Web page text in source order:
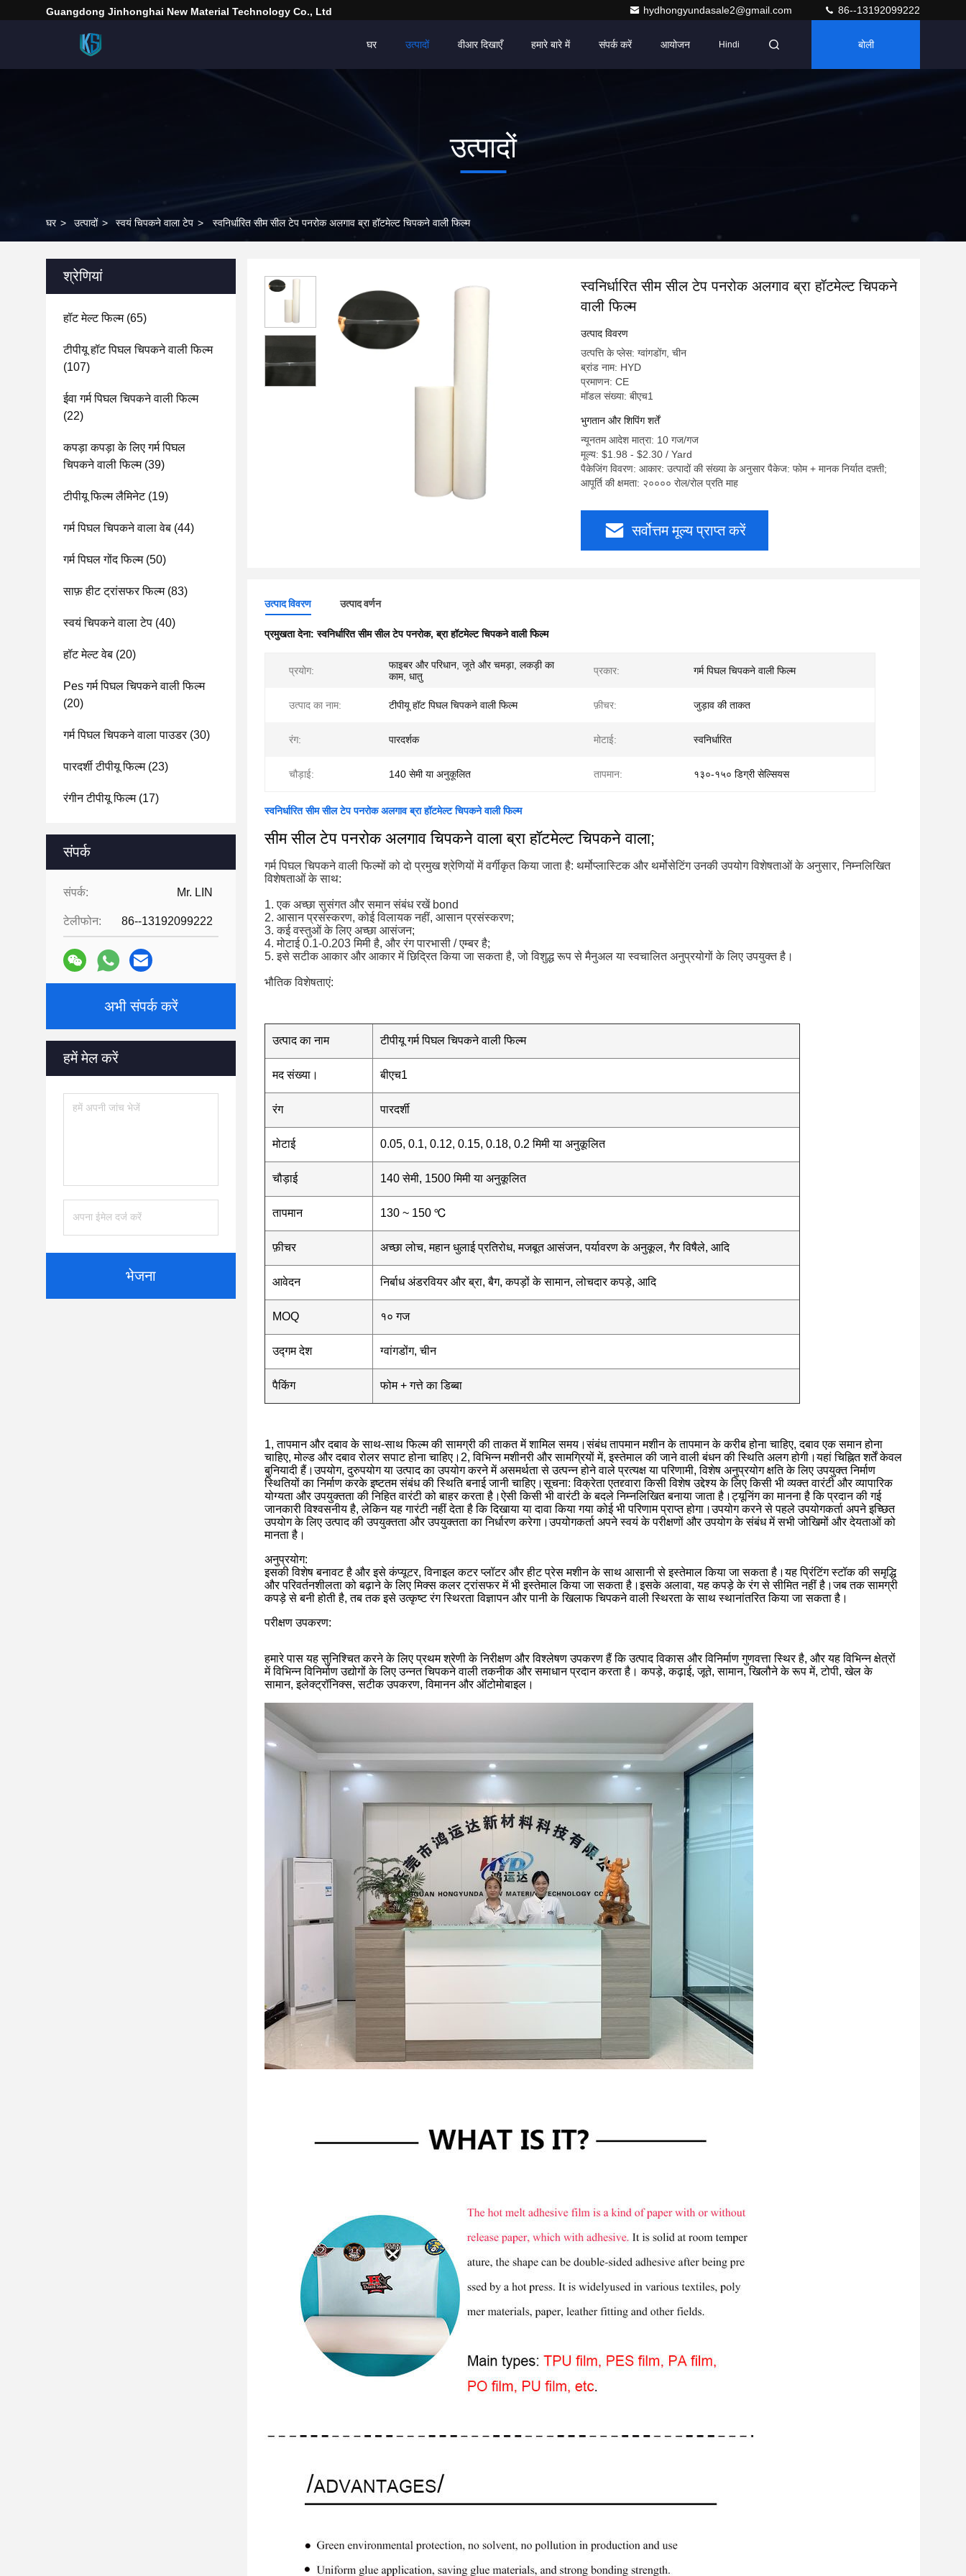
Guangdong Jinhonghai New Material Technology Co., Ltd hydhongyundasale2@gmail.com 86--13192099222
घर उत्पादों वीआर दिखाएँ हमारे बारे में संपर्क करें आयोजन Hindi बोली
उत्पादों
घर > उत्पादों > स्वयं चिपकने वाला टेप > स्वनिर्धारित सीम सील टेप पनरोक अलगाव ब्रा हॉटमेल्ट चिपकने वाली फिल्म
श्रेणियां
हॉट मेल्ट फिल्म(65)
टीपीयू हॉट पिघल चिपकने वाली फिल्म
(107)
ईवा गर्म पिघल चिपकने वाली फिल्म
(22)
कपड़ा कपड़ा के लिए गर्म पिघल
चिपकने वाली फिल्म(39)
टीपीयू फिल्म लैमिनेट(19)
गर्म पिघल चिपकने वाला वेब (44)
गर्म पिघल गोंद फिल्म(50)
साफ़ हीट ट्रांसफर फिल्म(83)
स्वयं चिपकने वाला टेप (40)
हॉट मेल्ट वेब (20)
Pes गर्म पिघल चिपकने वाली फिल्म
(20)
गर्म पिघल चिपकने वाला पाउडर(30)
पारदर्शी टीपीयू फिल्म(23)
रंगीन टीपीयू फिल्म(17)
संपर्क
संपर्क: Mr. LIN
टेलीफोन: 86--13192099222
अभी संपर्क करें
हमें मेल करें
भेजना
स्वनिर्धारित सीम सील टेप पनरोक अलगाव ब्रा हॉटमेल्ट चिपकने
वाली फिल्म
उत्पाद विवरण
उत्पत्ति के प्लेस: ग्वांगडोंग, चीन
ब्रांड नाम: HYD
प्रमाणन: CE
मॉडल संख्या: बीएच1
भुगतान और शिपिंग शर्तें
न्यूनतम आदेश मात्रा: 10 गज/गज
मूल्य: $1.98 - $2.30 / Yard
पैकेजिंग विवरण: आकार: उत्पादों की संख्या के अनुसार पैकेज: फोम + मानक निर्यात दफ़्ती;
आपूर्ति की क्षमता: २०००० रोल/रोल प्रति माह
सर्वोत्तम मूल्य प्राप्त करें
उत्पाद विवरण उत्पाद वर्णन
प्रमुखता देना:स्वनिर्धारित सीम सील टेप पनरोक,ब्रा हॉटमेल्ट चिपकने वाली फिल्म
प्रयोग:
फाइबर और परिधान, जूते और चमड़ा, लकड़ी का
काम, धातु
प्रकार: गर्म पिघल चिपकने वाली फिल्म
उत्पाद का नाम: टीपीयू हॉट पिघल चिपकने वाली फिल्म फ़ीचर: जुड़ाव की ताकत
रंग: पारदर्शक मोटाई: स्वनिर्धारित
चौड़ाई: 140 सेमी या अनुकूलित तापमान: १३०-१५० डिग्री सेल्सियस
स्वनिर्धारित सीम सील टेप पनरोक अलगाव ब्रा हॉटमेल्ट चिपकने वाली फिल्म
सीम सील टेप पनरोक अलगाव चिपकने वाला ब्रा हॉटमेल्ट चिपकने वाला;
गर्म पिघल चिपकने वाली फिल्मों को दो प्रमुख श्रेणियों में वर्गीकृत किया जाता है: थर्मोप्लास्टिक और थर्मोसेटिंग उनकी उपयोग विशेषताओं के अनुसार, निम्नलिखित
विशेषताओं के साथ:
1. एक अच्छा सुसंगत और समान संबंध रखें bond
2. आसान प्रसंस्करण, कोई विलायक नहीं, आसान प्रसंस्करण;
3. कई वस्तुओं के लिए अच्छा आसंजन;
4. मोटाई 0.1-0.203 मिमी है, और रंग पारभासी / एम्बर है;
5. इसे सटीक आकार और आकार में छिद्रित किया जा सकता है, जो विशुद्ध रूप से मैनुअल या स्वचालित अनुप्रयोगों के लिए उपयुक्त है।
भौतिक विशेषताएं:
उत्पाद का नाम टीपीयू गर्म पिघल चिपकने वाली फिल्म
मद संख्या। बीएच1
रंग पारदर्शी
मोटाई 0.05, 0.1, 0.12, 0.15, 0.18, 0.2 मिमी या अनुकूलित
चौड़ाई 140 सेमी, 1500 मिमी या अनुकूलित
तापमान 130 ~ 150 ℃
फ़ीचर अच्छा लोच, महान धुलाई प्रतिरोध, मजबूत आसंजन, पर्यावरण के अनुकूल, गैर विषैले, आदि
आवेदन निर्बाध अंडरवियर और ब्रा, बैग, कपड़ों के सामान, लोचदार कपड़े, आदि
MOQ १० गज
उद्गम देश ग्वांगडोंग, चीन
पैकिंग फोम + गत्ते का डिब्बा
1, तापमान और दबाव के साथ-साथ फिल्म की सामग्री की ताकत में शामिल समय।संबंध तापमान मशीन के तापमान के करीब होना चाहिए, दबाव एक समान होना
चाहिए, मोल्ड और दबाव रोलर सपाट होना चाहिए।2, विभिन्न मशीनरी और सामग्रियों में, इस्तेमाल की जाने वाली बंधन की स्थिति अलग होगी।यहां चिह्नित शर्तें केवल
बुनियादी हैं।उपयोग, दुरुपयोग या उत्पाद का उपयोग करने में असमर्थता से उत्पन्न होने वाले प्रत्यक्ष या परिणामी, विशेष अनुप्रयोग क्षति के लिए उपयुक्त निर्माण
स्थितियों का निर्माण करके इष्टतम संबंध की स्थिति बनाई जानी चाहिए।सूचना: विक्रेता एतद्द्वारा किसी विशेष उद्देश्य के लिए किसी भी व्यक्त वारंटी और व्यापारिक
योग्यता और उपयुक्तता की निहित वारंटी को बाहर करता है।ऐसी किसी भी वारंटी के बदले निम्नलिखित बनाया जाता है।ट्यूनिंग का मानना ​​​​है कि प्रदान की गई
जानकारी विश्वसनीय है, लेकिन यह गारंटी नहीं देता है कि दिखाया या दावा किया गया कोई भी परिणाम प्राप्त होगा।उपयोग करने से पहले उपयोगकर्ता अपने इच्छित
उपयोग के लिए उत्पाद की उपयुक्तता और उपयुक्तता का निर्धारण करेगा।उपयोगकर्ता अपने स्वयं के परीक्षणों और उपयोग के संबंध में सभी जोखिमों और देयताओं को
मानता है।
अनुप्रयोग:
इसकी विशेष बनावट है और इसे कंप्यूटर, विनाइल कटर प्लॉटर और हीट प्रेस मशीन के साथ आसानी से इस्तेमाल किया जा सकता है।यह प्रिंटिंग स्टॉक की समृद्धि
और परिवर्तनशीलता को बढ़ाने के लिए मिक्स कलर ट्रांसफर में भी इस्तेमाल किया जा सकता है।इसके अलावा, यह कपड़े के रंग से सीमित नहीं है।जब तक सामग्री
कपड़े से बनी होती है, तब तक इसे उत्कृष्ट रंग स्थिरता विज्ञापन और पानी के खिलाफ चिपकने वाली स्थिरता के साथ स्थानांतरित किया जा सकता है।
परीक्षण उपकरण:
हमारे पास यह सुनिश्चित करने के लिए प्रथम श्रेणी के निरीक्षण और विश्लेषण उपकरण हैं कि उत्पाद विकास और विनिर्माण गुणवत्ता स्थिर है, और यह विभिन्न क्षेत्रों
में विभिन्न विनिर्माण उद्योगों के लिए उन्नत चिपकने वाली तकनीक और समाधान प्रदान करता है। कपड़े, कढ़ाई, जूते, सामान, खिलौने के रूप में, टोपी, खेल के
सामान, इलेक्ट्रॉनिक्स, सटीक उपकरण, विमानन और ऑटोमोबाइल।